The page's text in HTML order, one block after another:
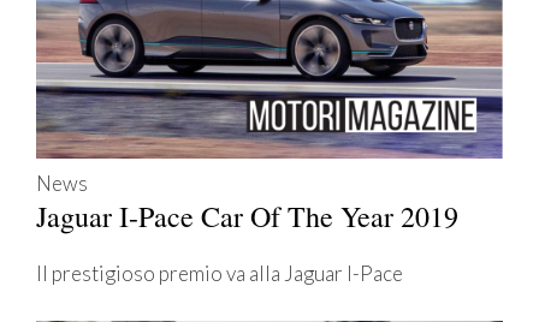
News
Jaguar I-Pace Car Of The Year 2019
Il prestigioso premio va alla Jaguar I-Pace